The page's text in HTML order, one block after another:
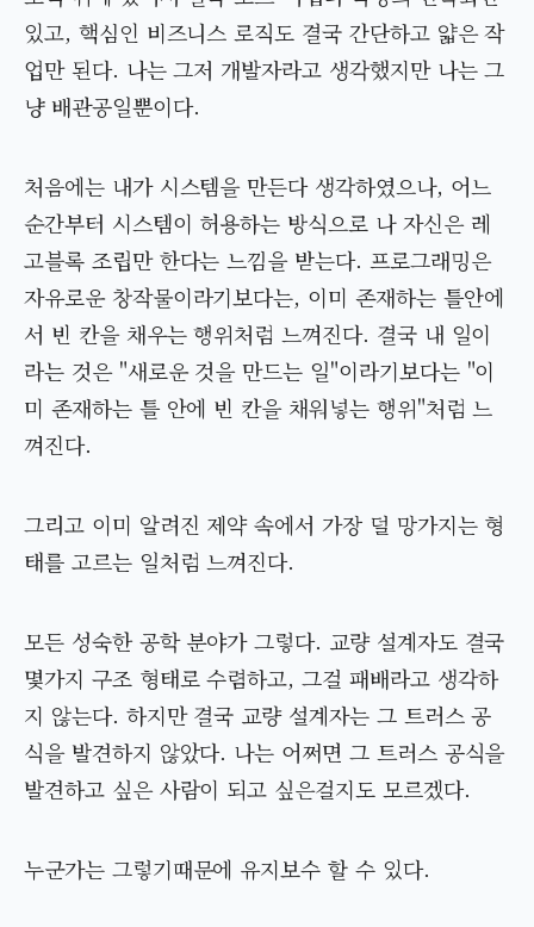
있고, 핵심인 비즈니스 로직도 결국 간단하고 얇은 작
업만 된다. 나는 그저 개발자라고 생각했지만 나는 그
냥 배관공일뿐이다.
처음에는 내가 시스템을 만든다 생각하였으나, 어느
순간부터 시스템이 허용하는 방식으로 나 자신은 레
고블록 조립만 한다는 느낌을 받는다. 프로그래밍은
자유로운 창작물이라기보다는, 이미 존재하는 틀안에
서 빈 칸을 채우는 행위처럼 느껴진다. 결국 내 일이
라는 것은 "새로운 것을 만드는 일"이라기보다는 "이
미 존재하는 틀 안에 빈 칸을 채워넣는 행위"처럼 느
껴진다.
그리고 이미 알려진 제약 속에서 가장 덜 망가지는 형
태를 고르는 일처럼 느껴진다.
모든 성숙한 공학 분야가 그렇다. 교량 설계자도 결국
몇가지 구조 형태로 수렴하고, 그걸 패배라고 생각하
지 않는다. 하지만 결국 교량 설계자는 그 트러스 공
식을 발견하지 않았다. 나는 어쩌면 그 트러스 공식을
발견하고 싶은 사람이 되고 싶은걸지도 모르겠다.
누군가는 그렇기때문에 유지보수 할 수 있다.